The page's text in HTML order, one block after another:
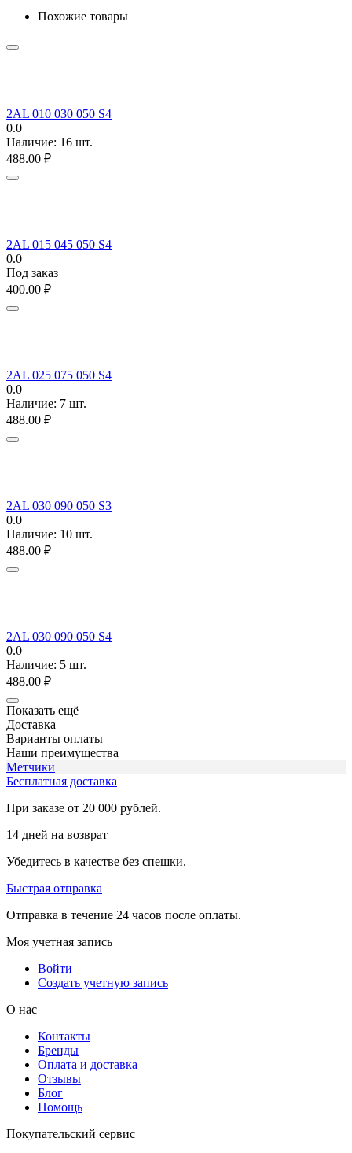
Похожие товары
2AL 010 030 050 S4
0.0
Наличие: 16 шт.
488.00 ₽
2AL 015 045 050 S4
0.0
Под заказ
400.00 ₽
2AL 025 075 050 S4
0.0
Наличие: 7 шт.
488.00 ₽
2AL 030 090 050 S3
0.0
Наличие: 10 шт.
488.00 ₽
2AL 030 090 050 S4
0.0
Наличие: 5 шт.
488.00 ₽
Показать ещё
Доставка
Варианты оплаты
Наши преимущества
Метчики
Бесплатная доставка
При заказе от 20 000 рублей.
14 дней на возврат
Убедитесь в качестве без спешки.
Быстрая отправка
Отправка в течение 24 часов после оплаты.
Моя учетная запись
Войти
Создать учетную запись
О нас
Контакты
Бренды
Оплата и доставка
Отзывы
Блог
Помощь
Покупательский сервис